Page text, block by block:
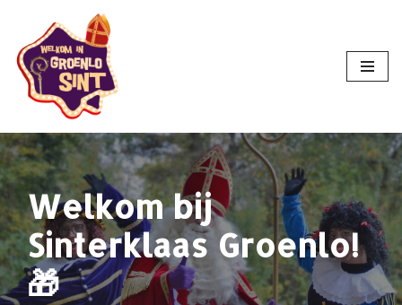
Ga
naar
de
inhoud
Welkom bij
Sinterklaas Groenlo!
🎁